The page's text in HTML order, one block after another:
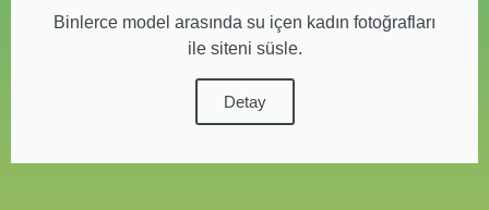
Binlerce model arasında su içen kadın fotoğrafları
ile siteni süsle.
Detay